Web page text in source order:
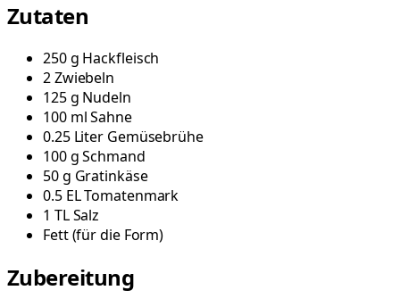
Zutaten
250g Hackfleisch
2Zwiebeln
125g Nudeln
100 mlSahne
0.25 Liter Gemüsebrühe
100gSchmand
50g Gratinkäse
0.5 ELTomatenmark
1 TLSalz
Fett(für die Form)
Zubereitung